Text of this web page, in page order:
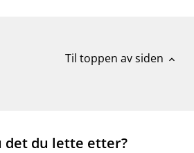
Til toppen av siden expand_less
det du lette etter?